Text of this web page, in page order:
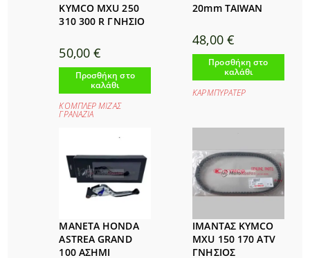
KYMCO MXU 250
310 300 R ΓΝΗΣΙΟ
50,00€
Προσθήκη στο
καλάθι
ΚΟΜΠΛΕΡ ΜΙΖΑΣ
ΓΡΑΝΑΖΙΑ
20mm TAIWAN
48,00 €
Προσθήκη στο
καλάθι
ΚΑΡΜΠΥΡΑΤΕΡ
ΜΑΝΕΤΑ HONDA
ASTREA GRAND
100 ΑΣΗΜΙ
ΙΜΑΝΤΑΣ KYMCO
MXU 150 170 ATV
ΓΝΗΣΙΟΣ